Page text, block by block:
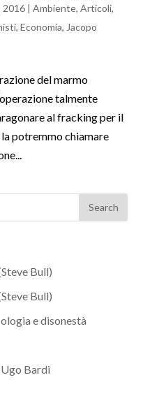
2016| Ambiente, Articoli,
, Economia, Jacopo
del marmo
talmente
al fracking per il
potremmo chiamare
Bull)
Bull)
e disonestà
Bardi